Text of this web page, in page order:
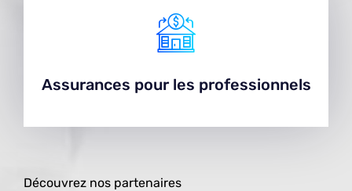
Assurances pour les professionnels
Assurances pour les professionnels
Découvrez nos partenaires